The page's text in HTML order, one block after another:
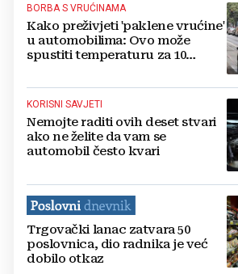
BORBA S VRUĆINAMA
Kako preživjeti 'paklene vrućine'
u automobilima: Ovo može
spustiti temperaturu za 10
KORISNI SAVJETI
Nemojte raditi ovih deset stvari
ako ne želite da vam se
automobil često kvari
Trgovački lanac zatvara 50
poslovnica, dio radnika je već
dobilo otkaz